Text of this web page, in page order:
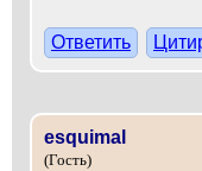
Ответить
esquimal
(Гость)